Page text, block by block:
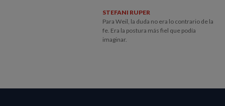
STEFANI RUPER
Para Weil, la duda no era lo contrario de la
fe. Era la postura más fiel que podía
imaginar.